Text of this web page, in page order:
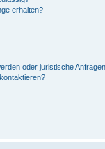
erhalten?
oder juristische